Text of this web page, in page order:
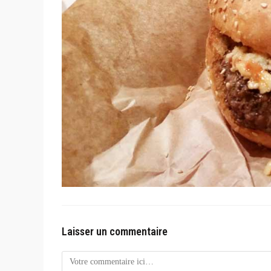
Laisser un commentaire
Comment